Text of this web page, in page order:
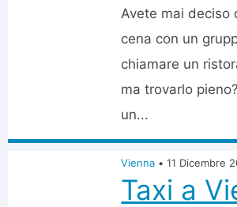
Avete mai deciso
cena con un
chiamare un
ma trovarlo
un...
Vienna • 11 Dicembre
Taxi a